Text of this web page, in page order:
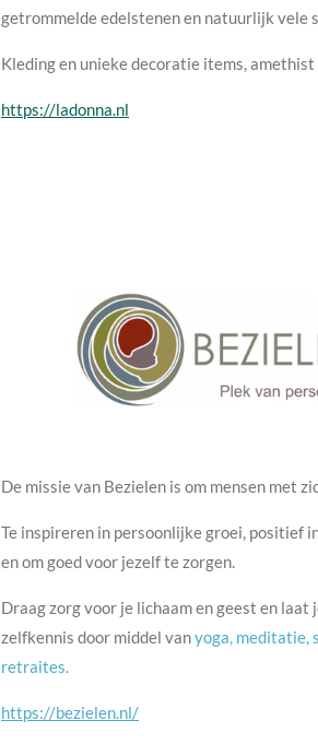
getrommelde edelstenen en natuurlijk vele
Kleding en unieke decoratie items,
https://ladonna.nl
De missie van Bezielen is om mensen met
Te inspireren in persoonlijke groei, positief
en om goed voor jezelf te zorgen.
Draag zorg voor je lichaam en geest en
zelfkennis door middel vanyoga, meditatie,
retraites.
https://bezielen.nl/